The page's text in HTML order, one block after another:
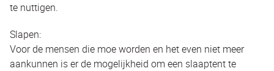
te nuttigen.
Slapen:
Voor de mensen die moe worden en het even niet meer
aankunnen is er de mogelijkheid om een slaaptent te